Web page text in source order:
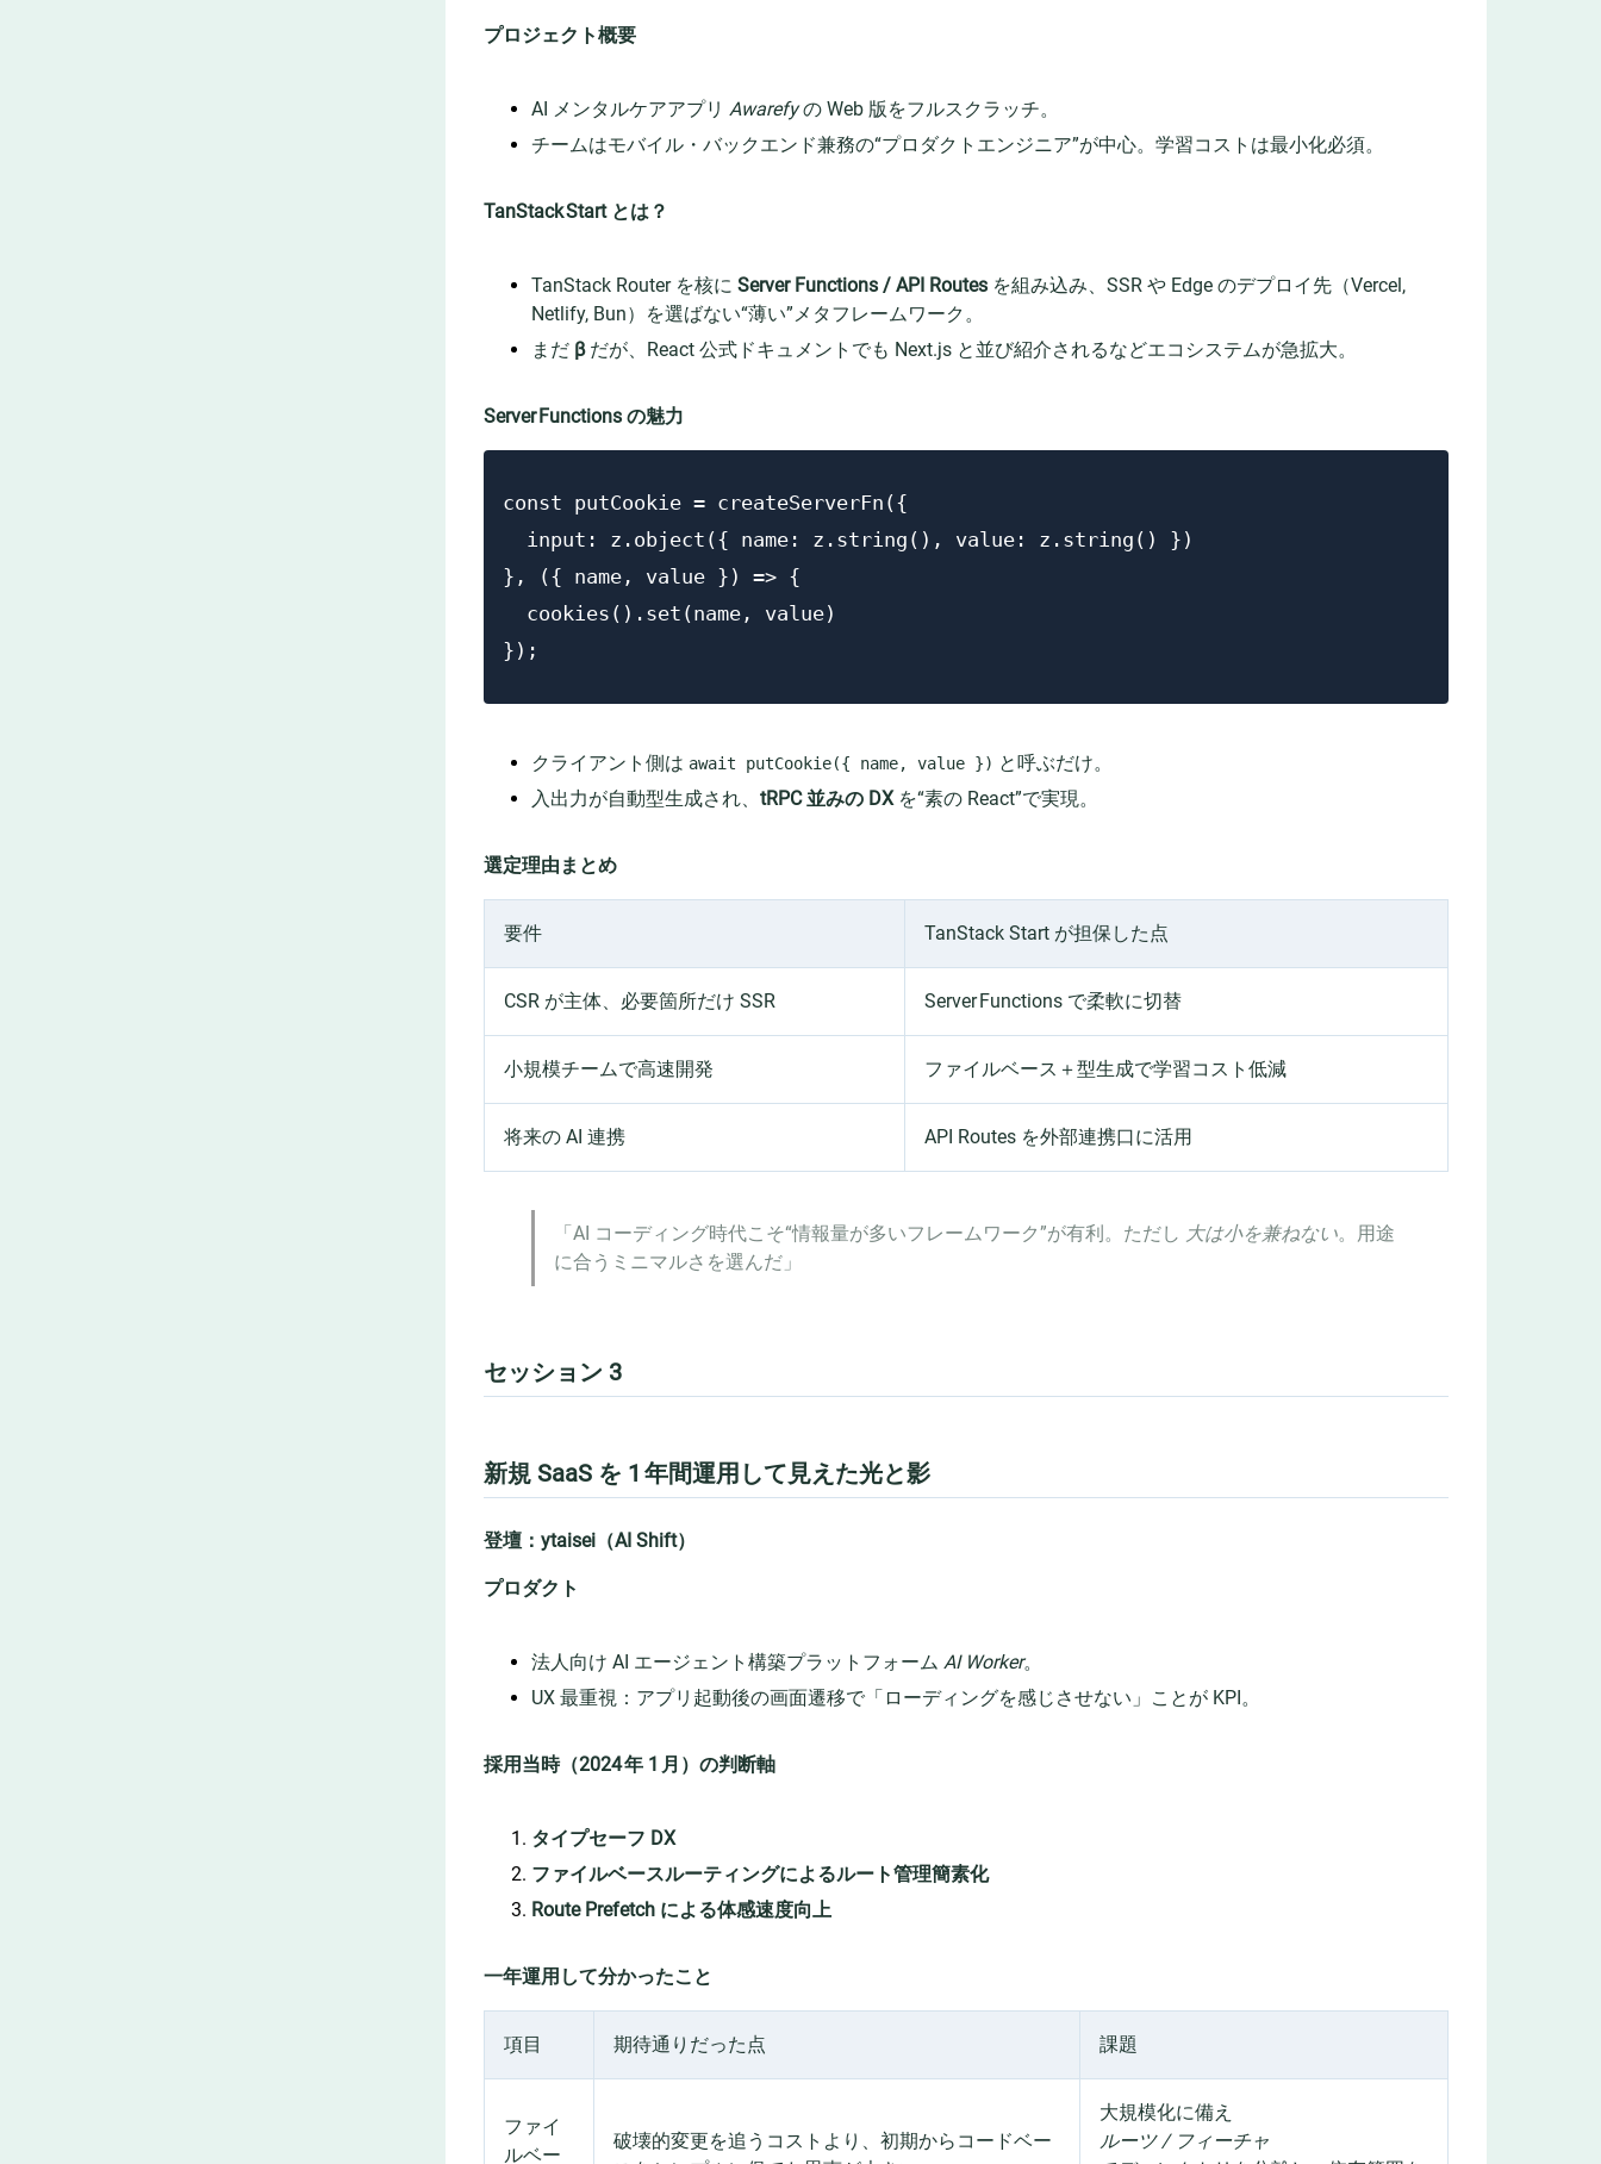
プロジェクト概要
AI メンタルケアアプリ Awarefyの Web 版をフルスクラッチ。
チームはモバイル・バックエンド兼務の“プロダクトエンジニア”が中心。学習コストは最小化必須。
TanStack Start とは？
TanStack Router を核に Server Functions / API Routes を組み込み、SSR や Edge のデプロイ先（Vercel,
Netlify, Bun）を選ばない“薄い”メタフレームワーク。
まだ βだが、React 公式ドキュメントでも Next.js と並び紹介されるなどエコシステムが急拡大。
Server Functions の魅力
const putCookie = createServerFn({
  input: z.object({ name: z.string(), value: z.string() })
}, ({ name, value }) => {
  cookies().set(name, value)
});
クライアント側は await putCookie({ name, value }) と呼ぶだけ。
入出力が自動型生成され、 tRPC 並みの DXを“素の React”で実現。
選定理由まとめ
要件 TanStack Start が担保した点
CSR が主体、必要箇所だけ SSR Server Functions で柔軟に切替
小規模チームで高速開発 ファイルベース＋型生成で学習コスト低減
将来の AI 連携 API Routes を外部連携口に活用
「AI コーディング時代こそ“情報量が多いフレームワーク”が有利。ただし 大は小を兼ねない。用途
に合うミニマルさを選んだ」
セッション 3
新規 SaaS を 1 年間運用して見えた光と影
登壇：ytaisei（AI Shift）
プロダクト
法人向け AI エージェント構築プラットフォーム AI Worker。
UX 最重視：アプリ起動後の画面遷移で「ローディングを感じさせない」ことが KPI。
採用当時（2024 年 1 月）の判断軸
タイプセーフ DX
ファイルベースルーティングによるルート管理簡素化
Route Prefetch による体感速度向上
一年運用して分かったこと
項目 期待通りだった点 課題
ファイ
ルベー
破壊的変更を追うコストより、初期からコードベー
大規模化に備え
ルーツ / フィーチャ